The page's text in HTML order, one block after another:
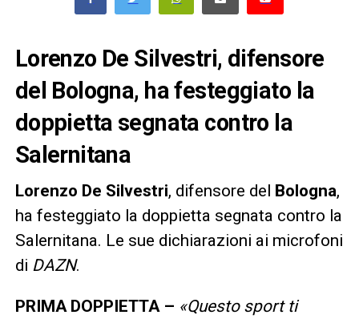
Lorenzo De Silvestri, difensore
del Bologna, ha festeggiato la
doppietta segnata contro la
Salernitana
Lorenzo De Silvestri, difensore del Bologna,
ha festeggiato la doppietta segnata contro la
Salernitana. Le sue dichiarazioni ai microfoni
di DAZN.
PRIMA DOPPIETTA – «Questo sport ti